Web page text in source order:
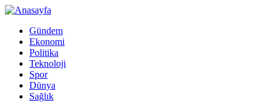
Gündem
Ekonomi
Politika
Teknoloji
Spor
Dünya
Sağlık